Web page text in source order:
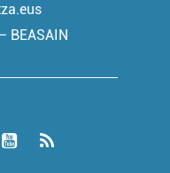
BEASAIN